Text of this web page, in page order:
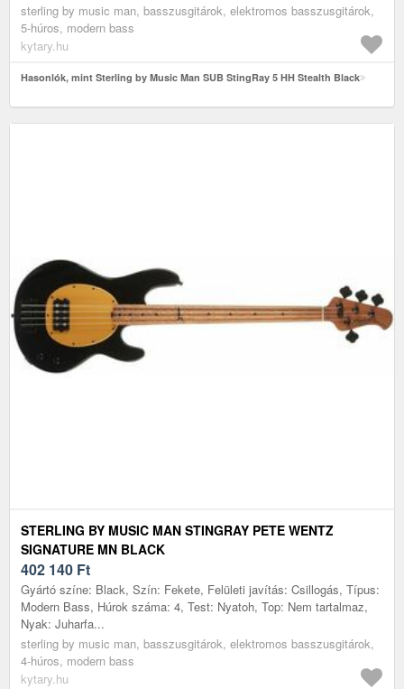
sterling by music man, basszusgitárok, elektromos basszusgitárok,
5-húros, modern bass
kytary.hu
Hasonlók, mint Sterling by Music Man SUB StingRay 5 HH Stealth Black
STERLING BY MUSIC MAN STINGRAY PETE WENTZ
SIGNATURE MN BLACK
402 140 Ft
Gyártó színe: Black, Szín: Fekete, Felületi javítás: Csillogás, Típus:
Modern Bass, Húrok száma: 4, Test: Nyatoh, Top: Nem tartalmaz,
Nyak: Juharfa...
sterling by music man, basszusgitárok, elektromos basszusgitárok,
4-húros, modern bass
kytary.hu